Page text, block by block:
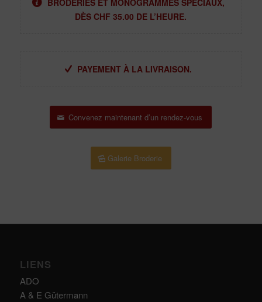
DÈS CHF 35.00 DE L’HEURE.
PAYEMENT À LA LIVRAISON.
Convenez maintenant d’un rendez-vous
Galerie Broderie
LIENS
ADO
A & E Gütermann